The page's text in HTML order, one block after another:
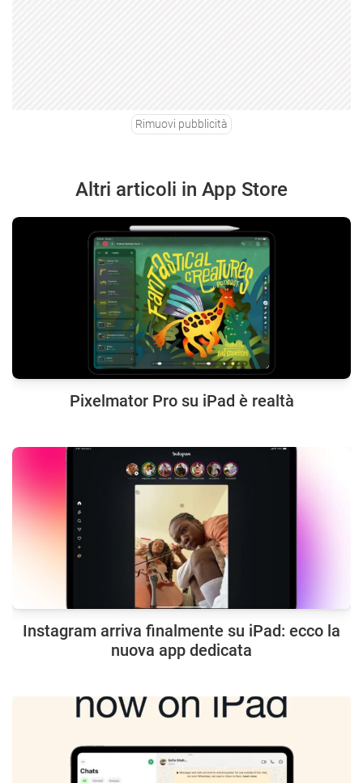
Rimuovi pubblicità
Altri articoli in App Store
Pixelmator Pro su iPad è realtà
Instagram arriva finalmente su iPad: ecco la
nuova app dedicata